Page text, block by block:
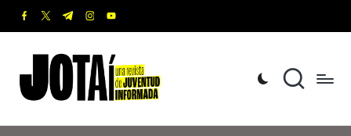
Saltar
contenido
facebook.com
twitter.com
t.me instagram.com
youtube.com
o
t
revista
de
Informada